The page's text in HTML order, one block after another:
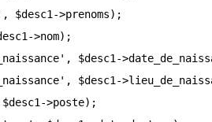
$desc1->prenoms);
>nom);
$desc1-
$desc1-
>poste);